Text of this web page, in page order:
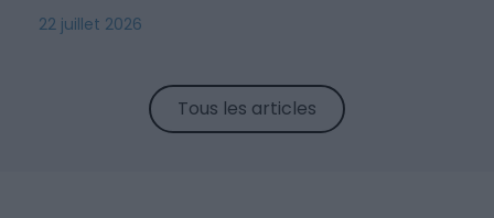
22 juillet 2026
Tous les articles